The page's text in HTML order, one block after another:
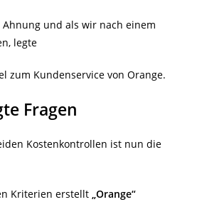
und als wir nach einem
legte
zum Kundenservice von Orange.
Fragen
Kostenkontrollen ist nun die
Kriterien erstellt „Orange“